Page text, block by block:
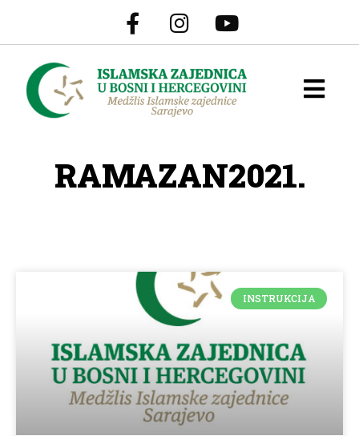
RAMAZAN2021.
INSTRUKCIJA